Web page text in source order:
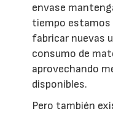
envase
tiempo estamos
fabricar nuevas
consumo de
aprovechando
disponibles.
Pero también